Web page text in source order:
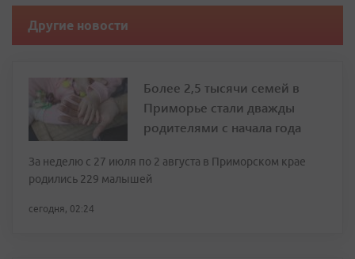
Другие новости
Более 2,5 тысячи семей в
Приморье стали дважды
родителями с начала года
За неделю с 27 июля по 2 августа в Приморском крае
родились 229 малышей
сегодня, 02:24